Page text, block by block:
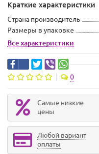
Краткие характеристики
Страна производитель
Размеры в упаковке
Все характеристики
0
Самые низкие
цены
Любой вариант
оплаты